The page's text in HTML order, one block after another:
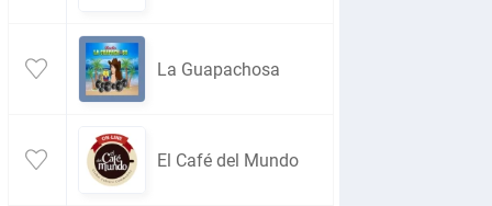
La Guapachosa
El Café del Mundo